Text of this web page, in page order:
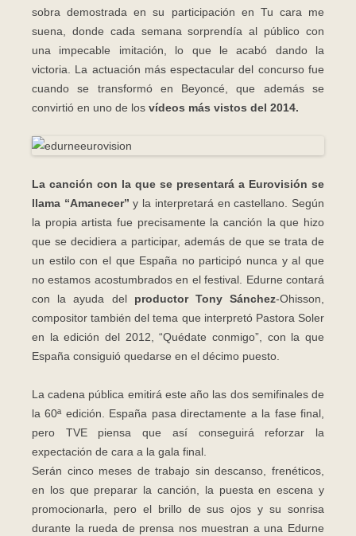
sobra demostrada en su participación en Tu cara me
suena, donde cada semana sorprendía al público con
una impecable imitación, lo que le acabó dando la
victoria. La actuación más espectacular del concurso fue
cuando se transformó en Beyoncé, que además se
convirtió en uno de los vídeos más vistos del 2014.
La canción con la que se presentará a Eurovisión se
llama “Amanecer” y la interpretará en castellano. Según
la propia artista fue precisamente la canción la que hizo
que se decidiera a participar, además de que se trata de
un estilo con el que España no participó nunca y al que
no estamos acostumbrados en el festival. Edurne contará
con la ayuda del productor Tony Sánchez-Ohisson,
compositor también del tema que interpretó Pastora Soler
en la edición del 2012, “Quédate conmigo”, con la que
España consiguió quedarse en el décimo puesto.
La cadena pública emitirá este año las dos semifinales de
la 60ª edición. España pasa directamente a la fase final,
pero TVE piensa que así conseguirá reforzar la
expectación de cara a la gala final.
Serán cinco meses de trabajo sin descanso, frenéticos,
en los que preparar la canción, la puesta en escena y
promocionarla, pero el brillo de sus ojos y su sonrisa
durante la rueda de prensa nos muestran a una Edurne